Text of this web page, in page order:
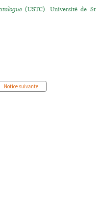
(USTC). Université de St
Notice suivante